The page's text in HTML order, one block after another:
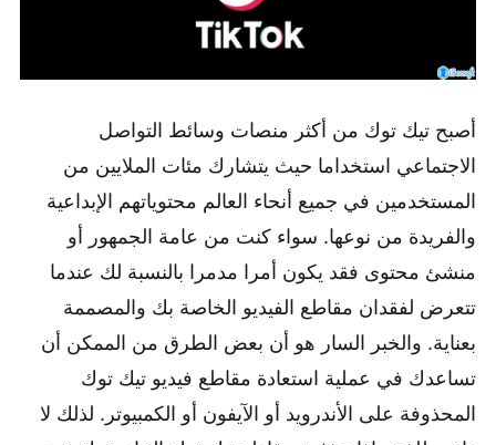
أصبح تيك توك من أكثر منصات وسائط التواصل
الاجتماعي استخداما حيث يتشارك مئات الملايين من
المستخدمين في جميع أنحاء العالم محتوياتهم الإبداعية
والفريدة من نوعها. سواء كنت من عامة الجمهور أو
منشئ محتوى فقد يكون أمرا مدمرا بالنسبة لك عندما
تتعرض لفقدان مقاطع الفيديو الخاصة بك والمصممة
بعناية. والخبر السار هو أن بعض الطرق من الممكن أن
تساعدك في عملية استعادة مقاطع فيديو تيك توك
المحذوفة على الأندرويد أو الآيفون أو الكمبيوتر. لذلك لا